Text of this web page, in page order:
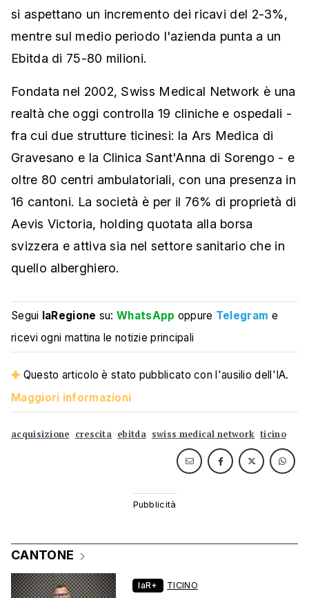
si aspettano un incremento dei ricavi del 2-3%,
mentre sul medio periodo l'azienda punta a un
Ebitda di 75-80 milioni.
Fondata nel 2002, Swiss Medical Network è una
realtà che oggi controlla 19 cliniche e ospedali -
fra cui due strutture ticinesi: la Ars Medica di
Gravesano e la Clinica Sant'Anna di Sorengo - e
oltre 80 centri ambulatoriali, con una presenza in
16 cantoni. La società è per il 76% di proprietà di
Aevis Victoria, holding quotata alla borsa
svizzera e attiva sia nel settore sanitario che in
quello alberghiero.
Segui laRegione su:WhatsApp oppure Telegram e
ricevi ogni mattina le notizie principali
Questo articolo è stato pubblicato con l'ausilio dell'IA.
Maggiori informazioni
acquisizione crescita ebitda swiss medical network ticino
CANTONE
laR+ TICINO